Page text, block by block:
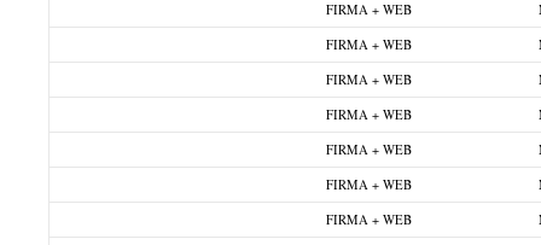
FIRMA + WEB
FIRMA + WEB
FIRMA + WEB
FIRMA + WEB
FIRMA + WEB
FIRMA + WEB
FIRMA + WEB